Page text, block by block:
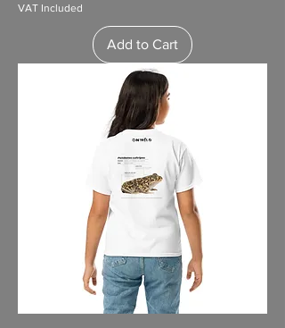
VAT Included
Add to Cart